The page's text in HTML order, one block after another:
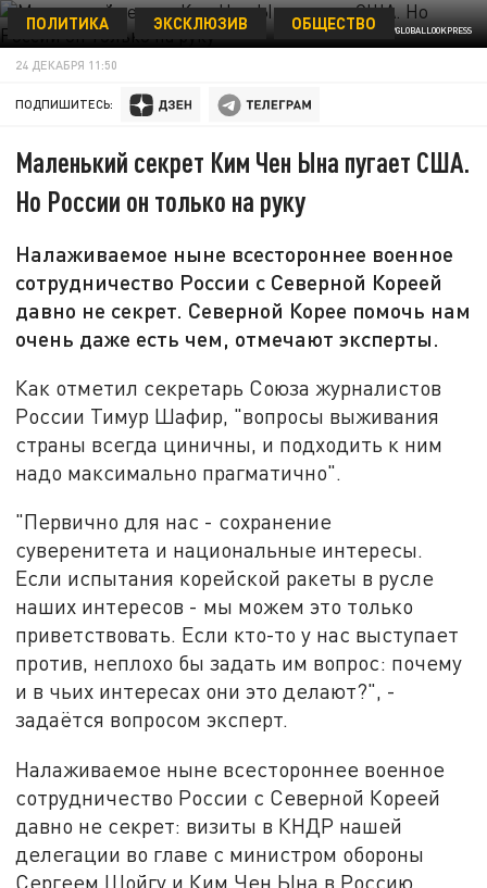
ФОТО: © KREMLIN POOL/GLOBALLOOKPRESS
ПОЛИТИКА ЭКСКЛЮЗИВ ОБЩЕСТВО
24 ДЕКАБРЯ 11:50
ПОДПИШИТЕСЬ:
Маленький секрет Ким Чен Ына пугает США.
Но России он только на руку
Налаживаемое ныне всестороннее военное
сотрудничество России с Северной Кореей
давно не секрет. Северной Корее помочь нам
очень даже есть чем, отмечают эксперты.
Как отметил секретарь Союза журналистов
России Тимур Шафир, "вопросы выживания
страны всегда циничны, и подходить к ним
надо максимально прагматично".
"Первично для нас - сохранение
суверенитета и национальные интересы.
Если испытания корейской ракеты в русле
наших интересов - мы можем это только
приветствовать. Если кто-то у нас выступает
против, неплохо бы задать им вопрос: почему
и в чьих интересах они это делают?", -
задаётся вопросом эксперт.
Налаживаемое ныне всестороннее военное
сотрудничество России с Северной Кореей
давно не секрет: визиты в КНДР нашей
делегации во главе с министром обороны
Сергеем Шойгу и Ким Чен Ына в Россию